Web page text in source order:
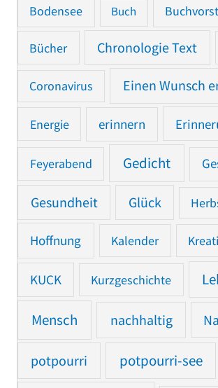
Bodensee Buch
Bücher Chronologie Text
Coronavirus Einen Wunsch
Energie erinnern
Feyerabend Gedicht
Gesundheit Glück
Hoffnung Kalender
KUCK Kurzgeschichte
Mensch nachhaltig
potpourri potpourri-see